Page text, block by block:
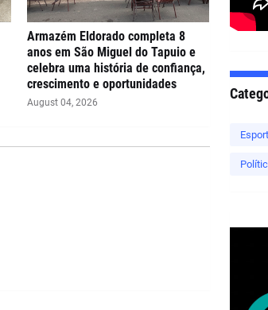
Armazém Eldorado completa 8
anos em São Miguel do Tapuio e
celebra uma história de confiança,
crescimento e oportunidades
August 04, 2026